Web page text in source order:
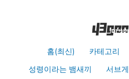
홈(최신) 카테고리
성령이라는 뱀새끼
서브